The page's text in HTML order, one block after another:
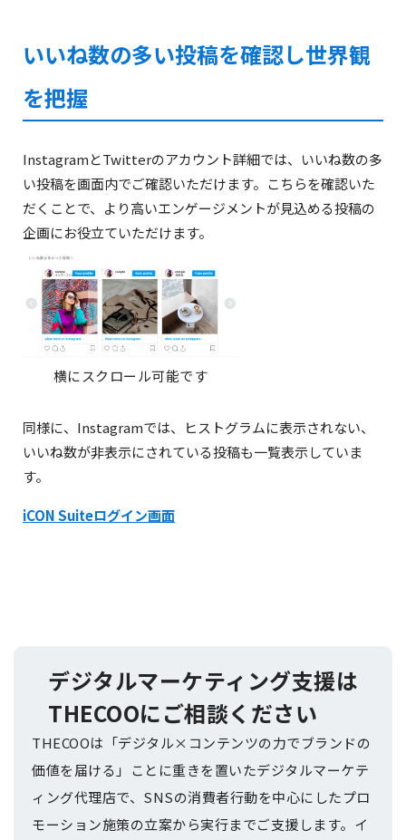
いいね数の多い投稿を確認し世界観
を把握
InstagramとTwitterのアカウント詳細では、いいね数の多
い投稿を画面内でご確認いただけます。こちらを確認いた
だくことで、より高いエンゲージメントが見込める投稿の
企画にお役立ていただけます。
横にスクロール可能です
同様に、Instagramでは、ヒストグラムに表示されない、
いいね数が非表示にされている投稿も一覧表示していま
す。
iCON Suiteログイン画面
デジタルマーケティング支援は
THECOOにご相談ください
THECOOは「デジタル×コンテンツの力でブランドの
価値を届ける」ことに重きを置いたデジタルマーケテ
ィング代理店で、SNSの消費者行動を中心にしたプロ
モーション施策の立案から実行までご支援します。イ